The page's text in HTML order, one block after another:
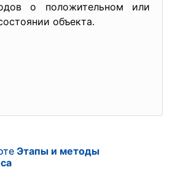
о положительном или
объекта.
Этапы и методы